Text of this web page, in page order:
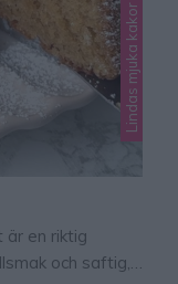
Lindas mjuka kakor
är en riktig
och saftig,